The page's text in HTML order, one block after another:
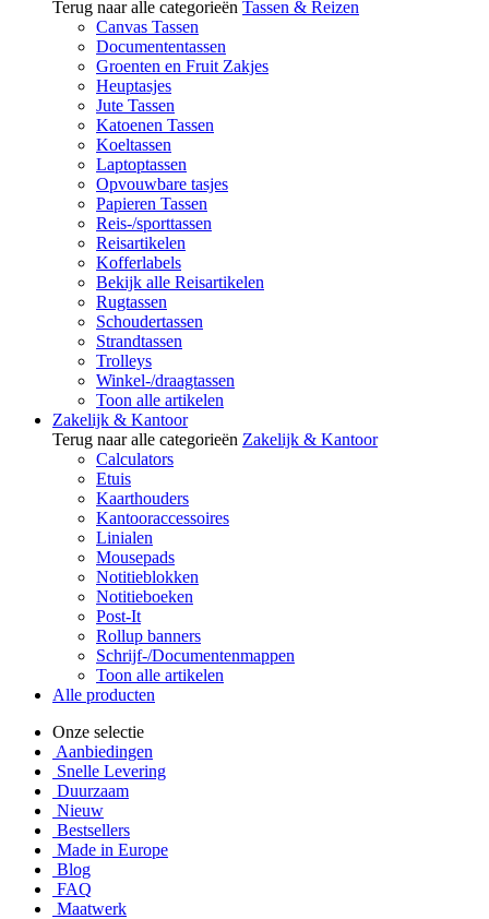
Terug naar alle categorieën Tassen & Reizen
Canvas Tassen
Documententassen
Groenten en Fruit Zakjes
Heuptasjes
Jute Tassen
Katoenen Tassen
Koeltassen
Laptoptassen
Opvouwbare tasjes
Papieren Tassen
Reis-/sporttassen
Reisartikelen
Kofferlabels
Bekijk alle Reisartikelen
Rugtassen
Schoudertassen
Strandtassen
Trolleys
Winkel-/draagtassen
Toon alle artikelen
Zakelijk & Kantoor
Terug naar alle categorieën Zakelijk & Kantoor
Calculators
Etuis
Kaarthouders
Kantooraccessoires
Linialen
Mousepads
Notitieblokken
Notitieboeken
Post-It
Rollup banners
Schrijf-/Documentenmappen
Toon alle artikelen
Alle producten
Onze selectie
Aanbiedingen
Snelle Levering
Duurzaam
Nieuw
Bestsellers
Made in Europe
Blog
FAQ
Maatwerk